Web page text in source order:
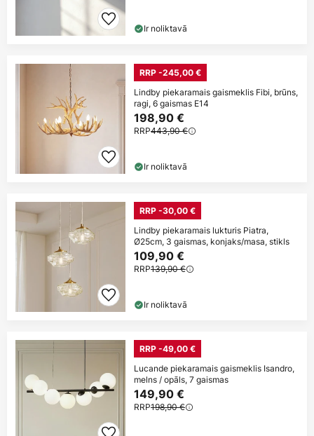
Ir noliktavā
RRP -245,00 €
Lindby piekaramais gaismeklis Fibi, brūns,
ragi, 6 gaismas E14
198,90 €
RRP443,90 €
Ir noliktavā
RRP -30,00 €
Lindby piekaramais lukturis Piatra,
Ø25cm, 3 gaismas, konjaks/masa, stikls
109,90 €
RRP139,90 €
Ir noliktavā
RRP -49,00 €
Lucande piekaramais gaismeklis Isandro,
melns / opāls, 7 gaismas
149,90 €
RRP198,90 €